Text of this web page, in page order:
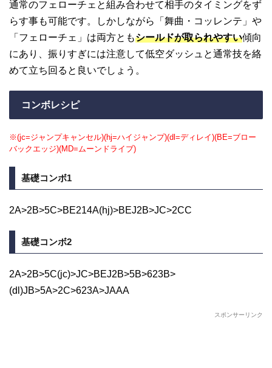
通常のフェローチェと組み合わせて相手のタイミングをず
らす事も可能です。しかしながら「舞曲・コッレンテ」や
「フェローチェ」は両方ともシールドが取られやすい傾向
にあり、振りすぎには注意して低空ダッシュと通常技を絡
めて立ち回ると良いでしょう。
コンボレシピ
※(jc=ジャンプキャンセル)(hj=ハイジャンプ)(dl=ディレイ)(BE=ブロー
バックエッジ)(MD=ムーンドライブ)
基礎コンボ1
2A>2B>5C>BE214A(hj)>BEJ2B>JC>2CC
基礎コンボ2
2A>2B>5C(jc)>JC>BEJ2B>5B>623B>
(dl)JB>5A>2C>623A>JAAA
スポンサーリンク